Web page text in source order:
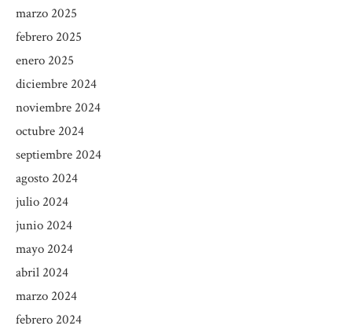
marzo 2025
febrero 2025
enero 2025
diciembre 2024
noviembre 2024
octubre 2024
septiembre 2024
agosto 2024
julio 2024
junio 2024
mayo 2024
abril 2024
marzo 2024
febrero 2024